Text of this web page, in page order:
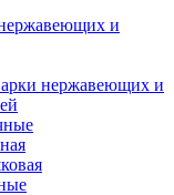
и
нержавеющих и